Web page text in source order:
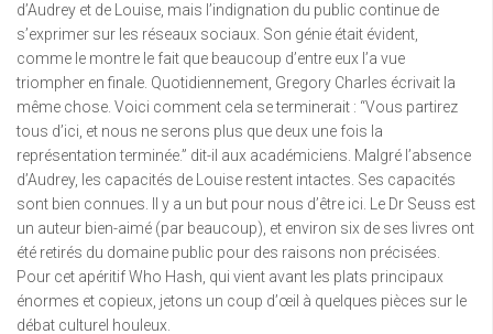
d’Audrey et de Louise, mais l’indignation du public continue de
s’exprimer sur les réseaux sociaux. Son génie était évident,
comme le montre le fait que beaucoup d’entre eux l’a vue
triompher en finale. Quotidiennement, Gregory Charles écrivait la
même chose. Voici comment cela se terminerait : “Vous partirez
tous d’ici, et nous ne serons plus que deux une fois la
représentation terminée.” dit-il aux académiciens. Malgré l’absence
d’Audrey, les capacités de Louise restent intactes. Ses capacités
sont bien connues. Il y a un but pour nous d’être ici. Le Dr Seuss est
un auteur bien-aimé (par beaucoup), et environ six de ses livres ont
été retirés du domaine public pour des raisons non précisées.
Pour cet apéritif Who Hash, qui vient avant les plats principaux
énormes et copieux, jetons un coup d’œil à quelques pièces sur le
débat culturel houleux.